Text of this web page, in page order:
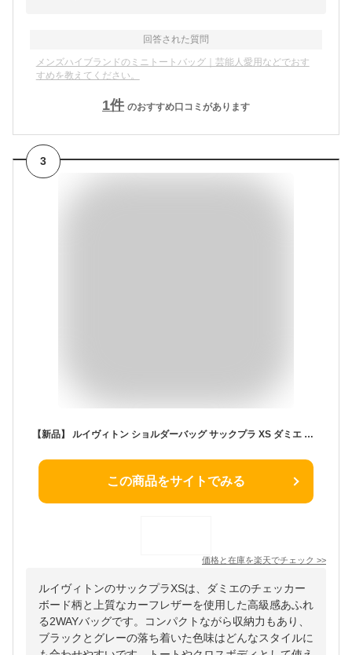
回答された質問
メンズハイブランドのミニトートバッグ｜芸能人愛用などでおす
すめを教えてください。
1件 のおすすめ口コミがあります
3
【新品】 ルイヴィトン ショルダーバッグ サックプラ XS ダミエ チェッカーボード カーフレザー ブラック グレー 2WAYバッグ ルイヴィトン トートバッグ LOUIS VUITTON ルイヴィトン ハンドバッグ メンズ クロスボディバッグ ミニバッグ ミニトート バック BAG ブランド
この商品をサイトでみる
価格と在庫を楽天でチェック >>
ルイヴィトンのサックプラXSは、ダミエのチェッカー
ボード柄と上質なカーフレザーを使用した高級感あふれ
る2WAYバッグです。コンパクトながら収納力もあり、
ブラックとグレーの落ち着いた色味はどんなスタイルに